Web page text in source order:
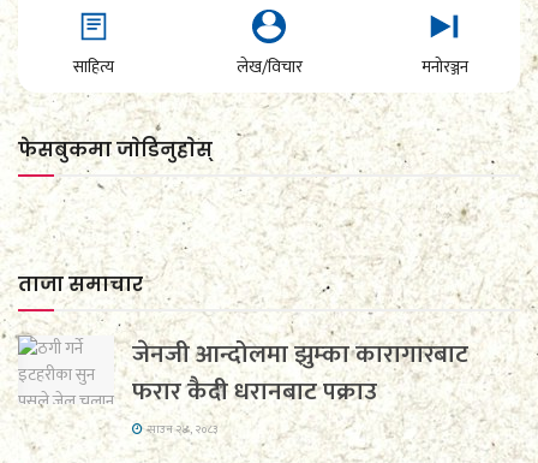
साहित्य लेख/विचार मनोरञ्जन
फेसबुकमा जाेडिनुहाेस्
ताजा समाचार
जेनजी आन्दोलमा झुम्का कारागारबाट
फरार कैदी धरानबाट पक्राउ
साउन २४, २०८३